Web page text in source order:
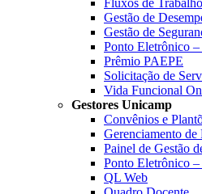
Gestão de
Gestão de
Ponto Eletrônico
Prêmio PAEPE
Solicitação de
Vida Funcional
Gestores Unicamp
Convênios e
Gerenciamento de
Painel de Gestão
Ponto Eletrônico
QL Web